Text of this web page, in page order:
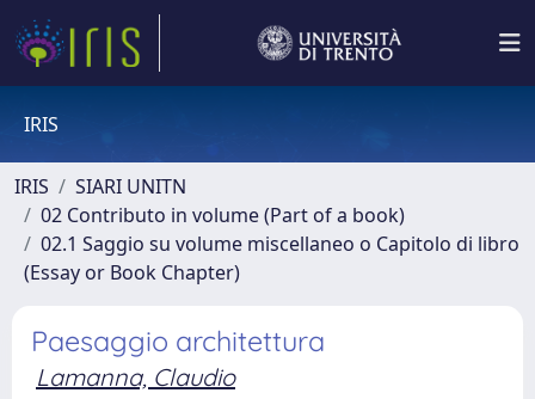
IRIS
IRIS
SIARI UNITN
02 Contributo in volume (Part of a book)
02.1 Saggio su volume miscellaneo o Capitolo di libro
(Essay or Book Chapter)
Paesaggio architettura
Lamanna, Claudio